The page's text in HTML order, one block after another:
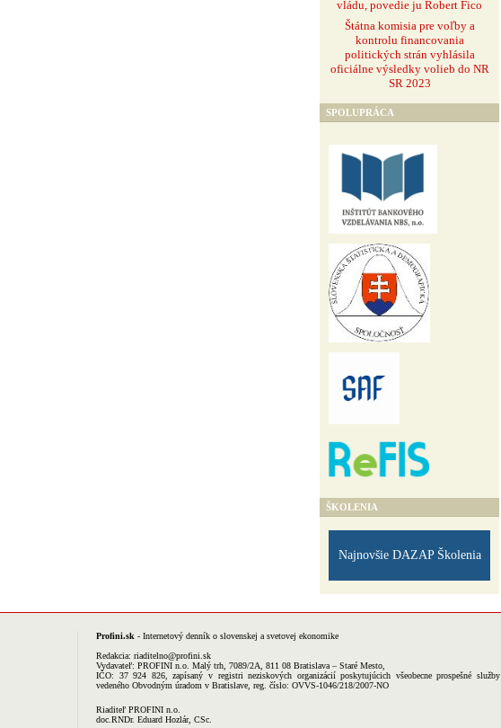
vládu, povedie ju Robert Fico
Štátna komisia pre voľby a
kontrolu financovania
politických strán vyhlásila
oficiálne výsledky volieb do NR
SR 2023
SPOLUPRÁCA
ŠKOLENIA
Najnovšie DAZAP Školenia
Profini.sk - Internetový denník o slovenskej a svetovej ekonomike
Redakcia: riaditelno@profini.sk
Vydavateľ: PROFINI n.o. Malý trh, 7089/2A, 811 08 Bratislava – Staré Mesto,
IČO: 37 924 826, zapísaný v registri neziskových organizácií poskytujúcich všeobecne prospešné služby
vedeného Obvodným úradom v Bratislave, reg. číslo: OVVS-1046/218/2007-NO
Riaditeľ PROFINI n.o.
doc.RNDr. Eduard Hozlár, CSc.